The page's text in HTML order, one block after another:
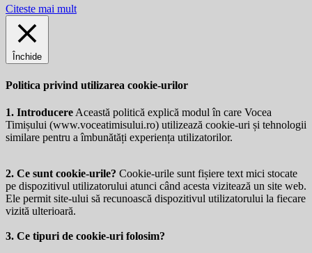
Citeste mai mult
Închide
Politica privind utilizarea cookie-urilor
1. Introducere Această politică explică modul în care Vocea
Timișului (www.voceatimisului.ro) utilizează cookie-uri și tehnologii
similare pentru a îmbunătăți experiența utilizatorilor.
2. Ce sunt cookie-urile? Cookie-urile sunt fișiere text mici stocate
pe dispozitivul utilizatorului atunci când acesta vizitează un site web.
Ele permit site-ului să recunoască dispozitivul utilizatorului la fiecare
vizită ulterioară.
3. Ce tipuri de cookie-uri folosim?